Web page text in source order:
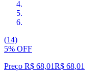
(14)
5% OFF
Preço R$ 68,01R$ 68,01